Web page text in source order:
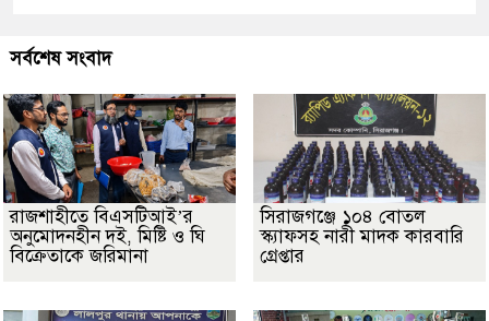
সর্বশেষ সংবাদ
রাজশাহীতে বিএসটিআই’র
অনুমোদনহীন দই, মিষ্টি ও ঘি
বিক্রেতাকে জরিমানা
সিরাজগঞ্জে ১০৪ বোতল
স্ক্যাফসহ নারী মাদক কারবারি
গ্রেপ্তার